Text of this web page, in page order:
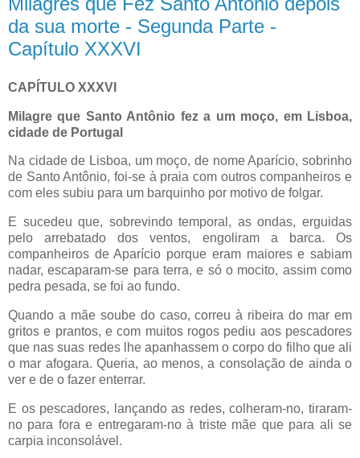
da sua morte - Segunda Parte -
Capítulo XXXVI
CAPÍTULO XXXVI
Milagre que Santo Antônio fez a um moço, em Lisboa,
cidade de Portugal
Na cidade de Lisboa, um moço, de nome Aparício, sobrinho
de Santo Antônio, foi-se à praia com outros companheiros e
com eles subiu para um barquinho por motivo de folgar.
E sucedeu que, sobrevindo temporal, as ondas, erguidas
pelo arrebatado dos ventos, engoliram a barca. Os
companheiros de Aparício porque eram maiores e sabiam
nadar, escaparam-se para terra, e só o mocito, assim como
pedra pesada, se foi ao fundo.
Quando a mãe soube do caso, correu à ribeira do mar em
gritos e prantos, e com muitos rogos pediu aos pescadores
que nas suas redes lhe apanhassem o corpo do filho que ali
o mar afogara. Queria, ao menos, a consolação de ainda o
ver e de o fazer enterrar.
E os pescadores, lançando as redes, colheram-no, tiraram-
no para fora e entregaram-no à triste mãe que para ali se
carpia inconsolável.